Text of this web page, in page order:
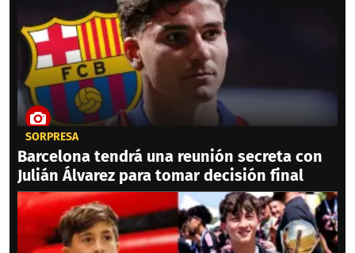
SORPRESA
Barcelona tendrá una reunión secreta con
Julián Álvarez para tomar decisión final